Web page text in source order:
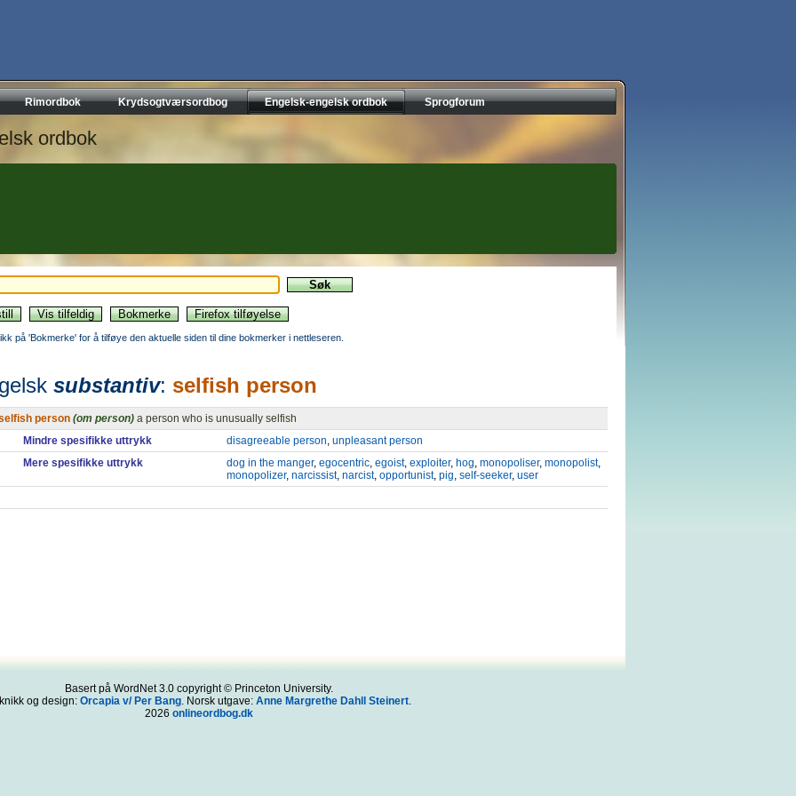
Rimordbok Krydsogtværsordbog Engelsk-engelsk ordbok Sprogforum
ordbok
på 'Bokmerke' for å tilføye den aktuelle siden til dine bokmerker i nettleseren.
substantiv: selfish person
person (om person) a person who is unusually selfish
Mindre spesifikke uttrykk
disagreeable person, unpleasant person
Mere spesifikke uttrykk
dog in the manger, egocentric, egoist, exploiter, hog, monopoliser, monopolist,
monopolizer, narcissist, narcist, opportunist, pig, self-seeker, user
Basert på WordNet 3.0 copyright © Princeton University.
og design: Orcapia v/ Per Bang. Norsk utgave: Anne Margrethe Dahll Steinert.
2026 onlineordbog.dk